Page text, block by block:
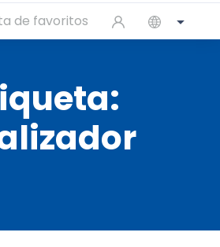
de favoritos